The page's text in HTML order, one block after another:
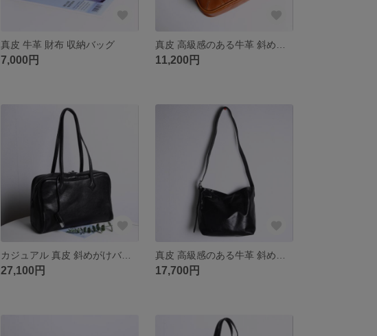
真皮 牛革 財布 収納バッグ
7,000円 11,200円
27,100円 17,700円